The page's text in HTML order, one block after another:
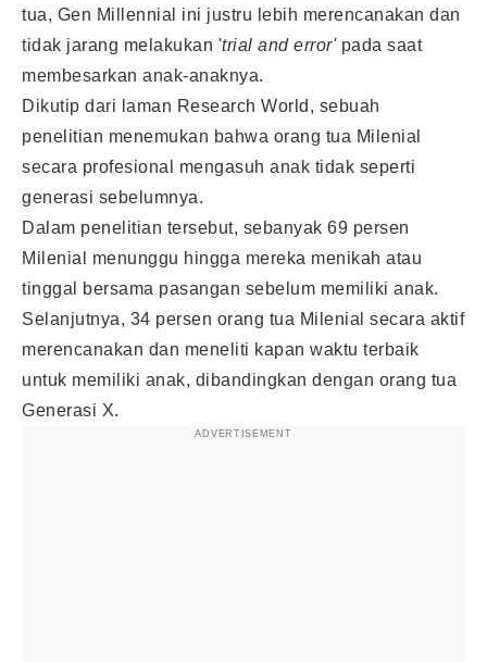
tua, Gen Millennial ini justru lebih merencanakan dan
tidak jarang melakukan 'trial and error'pada saat
membesarkan anak-anaknya.
Dikutip dari laman Research World, sebuah
penelitian menemukan bahwa orang tua Milenial
secara profesional mengasuh anak tidak seperti
generasi sebelumnya.
Dalam penelitian tersebut, sebanyak 69 persen
Milenial menunggu hingga mereka menikah atau
tinggal bersama pasangan sebelum memiliki anak.
Selanjutnya, 34 persen orang tua Milenial secara aktif
merencanakan dan meneliti kapan waktu terbaik
untuk memiliki anak, dibandingkan dengan orang tua
Generasi X.
ADVERTISEMENT